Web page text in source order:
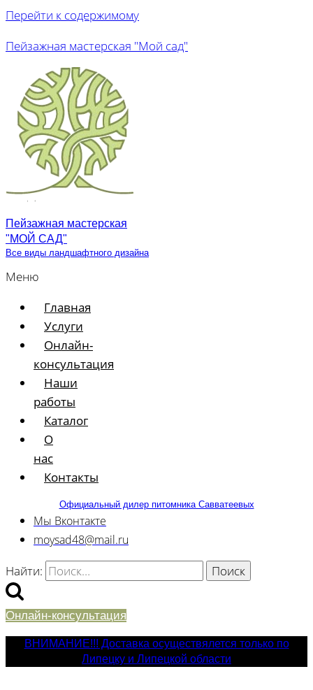
Перейти к содержимому
Пейзажная мастерская "Мой сад"
Пейзажная мастерская
"МОЙ САД"
Все виды ландшафтного дизайна
Меню
Главная
Услуги
Онлайн-
консультация
Наши
работы
Каталог
О
нас
Контакты
Официальный дилер питомника Савватеевых
Мы Вконтакте
moysad48@mail.ru
Найти:
Онлайн-консультация
ВНИМАНИЕ!!! Доставка осуществялется только по
Липецку и Липецкой области